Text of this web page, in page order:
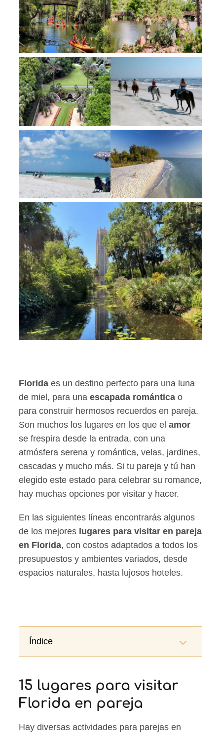
Florida es un destino perfecto para una luna
de miel, para unaescapada romántica o
para construir hermosos recuerdos en pareja.
Son muchos los lugares en los que elamor
se frespira desde la entrada, con una
atmósfera serena y romántica, velas, jardines,
cascadas y mucho más. Si tu pareja y tú han
elegido este estado para celebrar su romance,
hay muchas opciones por visitar y hacer.
En las siguientes líneas encontrarás algunos
de los mejores lugares para visitar en pareja
en Florida, con costos adaptados a todos los
presupuestos y ambientes variados, desde
espacios naturales, hasta lujosos hoteles.
Índice
15 lugares para visitar
Florida en pareja
Hay diversas actividades para parejas en